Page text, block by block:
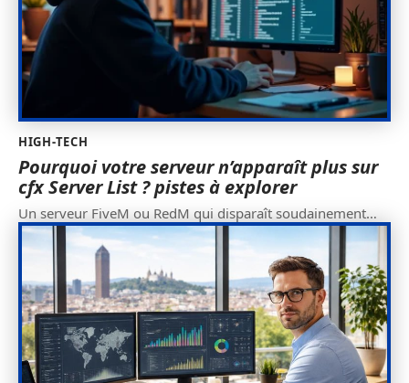
HIGH-TECH
Pourquoi votre serveur n’apparaît plus sur
cfx Server List ? pistes à explorer
Un serveur FiveM ou RedM qui disparaît soudainement…